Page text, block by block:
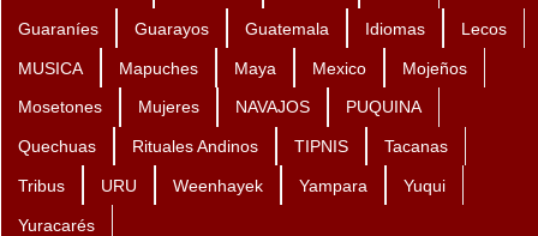
Guaraníes Guarayos Guatemala Idiomas Lecos
MUSICA Mapuches Maya Mexico Mojeños
Mosetones Mujeres NAVAJOS PUQUINA
Quechuas Rituales Andinos TIPNIS Tacanas
Tribus URU Weenhayek Yampara Yuqui
Yuracarés